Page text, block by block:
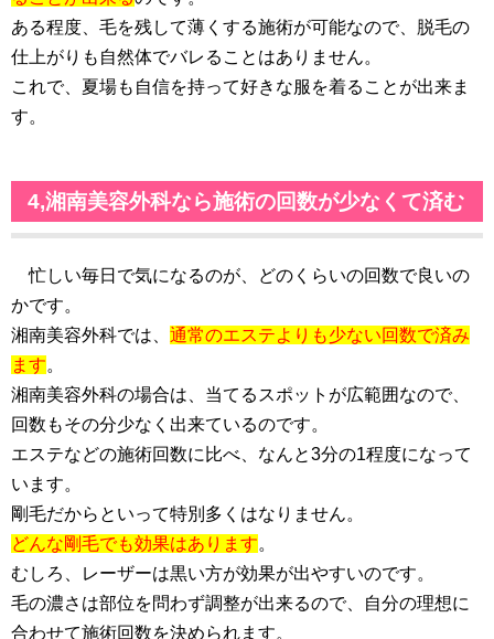
ある程度、毛を残して薄くする施術が可能なので、脱毛の
仕上がりも自然体でバレることはありません。
これで、夏場も自信を持って好きな服を着ることが出来ま
す。
4,湘南美容外科なら施術の回数が少なくて済む
忙しい毎日で気になるのが、どのくらいの回数で良いの
かです。
湘南美容外科では、 通常のエステよりも少ない回数で済み
ます。
湘南美容外科の場合は、当てるスポットが広範囲なので、
回数もその分少なく出来ているのです。
エステなどの施術回数に比べ、なんと3分の1程度になって
います。
剛毛だからといって特別多くはなりません。
どんな剛毛でも効果はあります。
むしろ、レーザーは黒い方が効果が出やすいのです。
毛の濃さは部位を問わず調整が出来るので、自分の理想に
合わせて施術回数を決められます。